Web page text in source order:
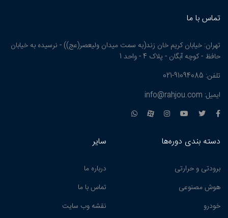
تماس با ما
تهران: خیابان کریم خان زند(به سمت میدان ولیعصر(عج)) - نرسیده به خیابان
حافظ - کوچه آبگان - پلاک 4 - واحد 1
تلفن: 91094085-021
ایمیل: info@rahjou.com
دسته بندی دوره‌ها
برودتی و حرارتی
هوش مصنوعی
خودرو
سایر
درباره ما
تماس با ما
نقشه وب سایت